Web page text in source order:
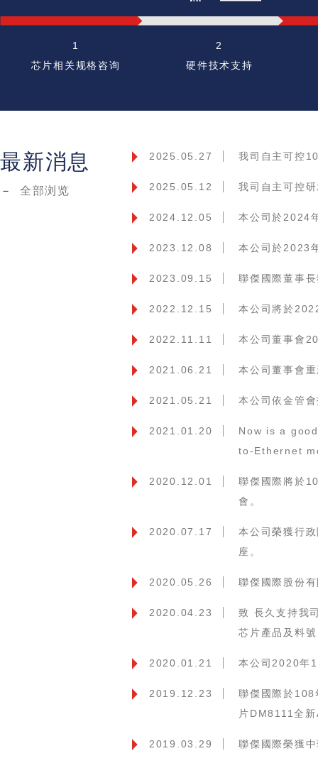
1
芯片相关规格咨询
2
硬件技术支持
最新消息
－ 全部浏览
2025.05.27 我司自主可控
2025.05.12 我司自主可控
2024.12.05 本公司於2024
2023.12.08 本公司於2023
2023.09.15 聯傑國際董事
2022.12.15 本公司將於
2022.11.11 本公司董事會
2021.06.21 本公司董事會
2021.05.21 本公司依金管
2021.01.20
Now is a
to-Ethernet
2020.12.01
聯傑國際將於
會。
2020.07.17
本公司榮獲行
座。
2020.05.26 聯傑國際股份
2020.04.23
致 長久支持我
芯片產品及料
2020.01.21 本公司2020年
2019.12.23
聯傑國際於
片DM8111全
2019.03.29 聯傑國際榮獲